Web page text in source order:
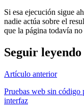
Si esa ejecución sigue
nadie actúa sobre el
que la página todavía
Seguir leyendo
Artículo anterior
Pruebas web sin código
interfaz